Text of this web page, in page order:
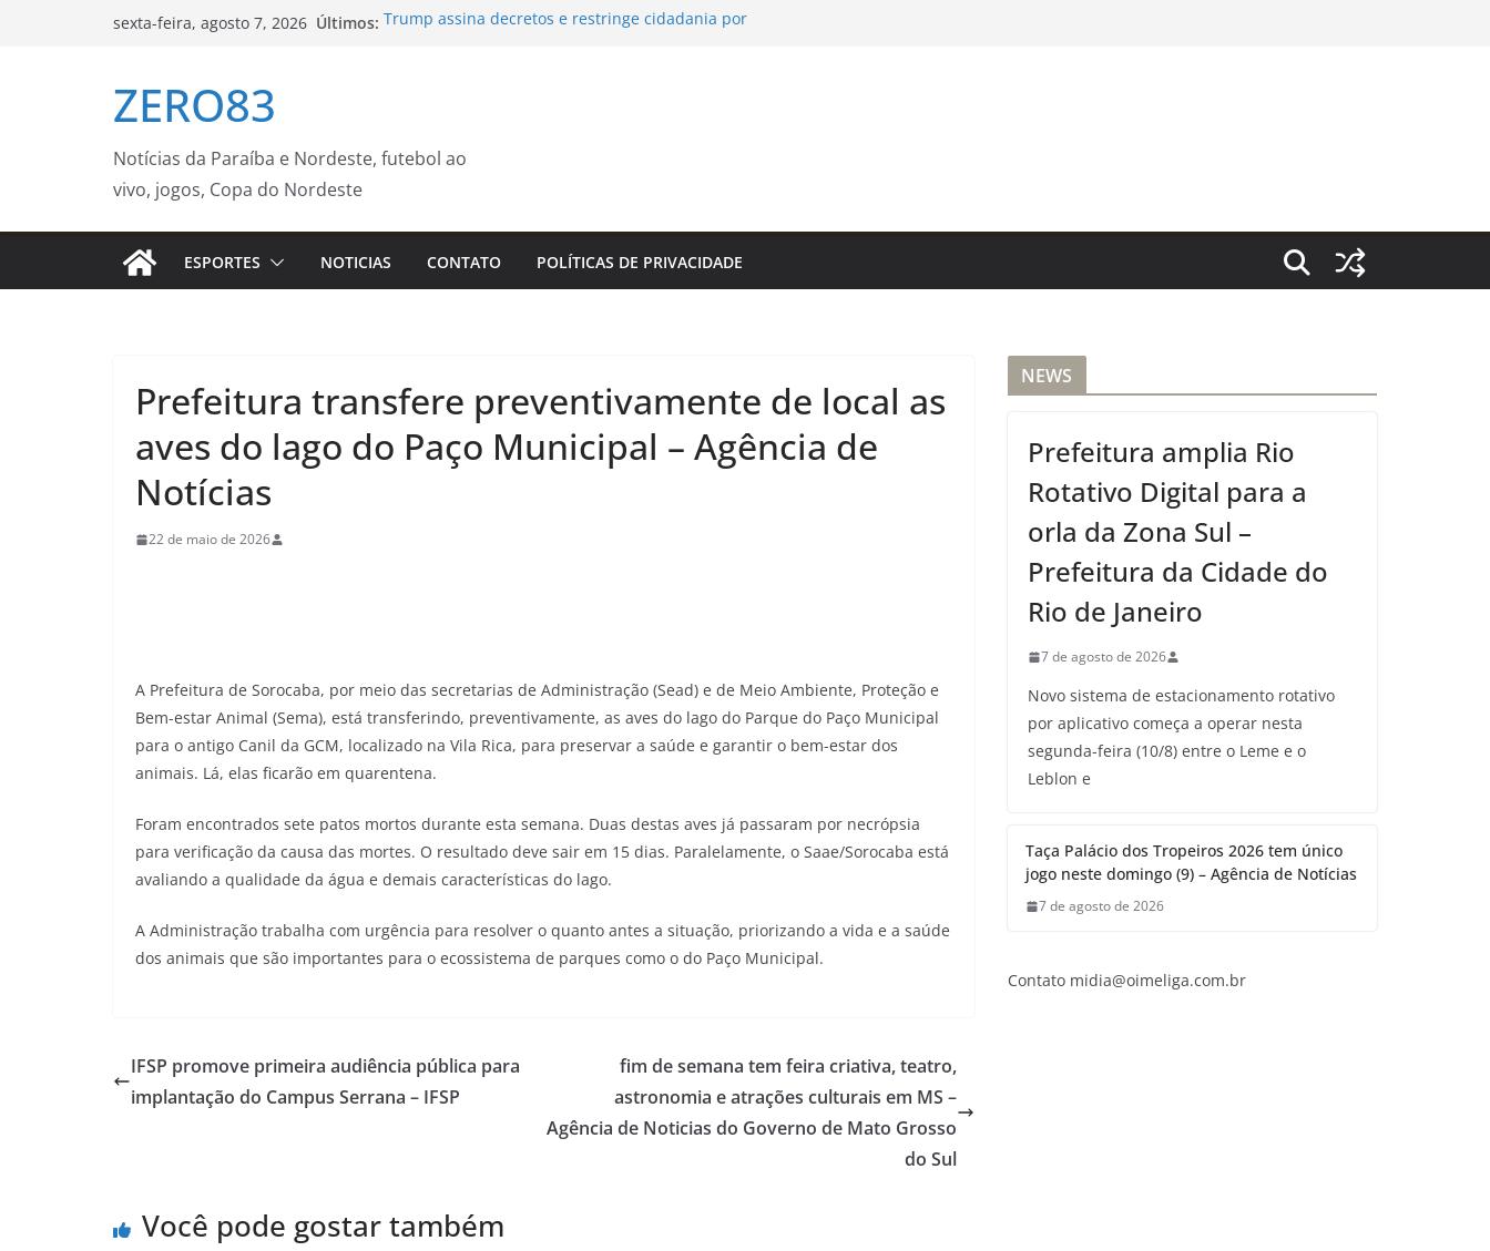
sexta-feira, agosto 7, 2026 Últimos: Trump assina decretos e restringe cidadania por
Prefeitura de João Pessoa fortalece rede de proteção às
ZERO83
Notícias da Paraíba e Nordeste, futebol ao
vivo, jogos, Copa do Nordeste
ESPORTES NOTICIAS CONTATO POLÍTICAS DE PRIVACIDADE
Prefeitura transfere preventivamente de local as
aves do lago do Paço Municipal – Agência de
Notícias
22 de maio de 2026
A Prefeitura de Sorocaba, por meio das secretarias de Administração (Sead) e de Meio Ambiente, Proteção e
Bem-estar Animal (Sema), está transferindo, preventivamente, as aves do lago do Parque do Paço Municipal
para o antigo Canil da GCM, localizado na Vila Rica, para preservar a saúde e garantir o bem-estar dos
animais. Lá, elas ficarão em quarentena.
Foram encontrados sete patos mortos durante esta semana. Duas destas aves já passaram por necrópsia
para verificação da causa das mortes. O resultado deve sair em 15 dias. Paralelamente, o Saae/Sorocaba está
avaliando a qualidade da água e demais características do lago.
A Administração trabalha com urgência para resolver o quanto antes a situação, priorizando a vida e a saúde
dos animais que são importantes para o ecossistema de parques como o do Paço Municipal.
IFSP promove primeira audiência pública para
implantação do Campus Serrana – IFSP
fim de semana tem feira criativa, teatro,
astronomia e atrações culturais em MS –
Agência de Noticias do Governo de Mato Grosso
do Sul
Você pode gostar também
NEWS
Prefeitura amplia Rio
Rotativo Digital para a
orla da Zona Sul –
Prefeitura da Cidade do
Rio de Janeiro
7 de agosto de 2026
Novo sistema de estacionamento rotativo
por aplicativo começa a operar nesta
segunda-feira (10/8) entre o Leme e o
Leblon e
Taça Palácio dos Tropeiros 2026 tem único
jogo neste domingo (9) – Agência de Notícias
7 de agosto de 2026
Contato midia@oimeliga.com.br